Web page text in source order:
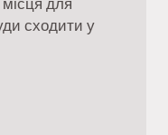
сходити у